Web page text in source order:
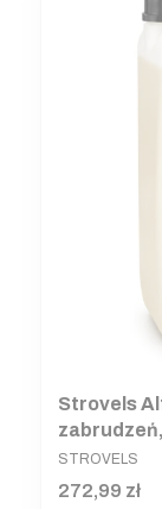
Strovels
elewacji,
kamienia
PRODUCENT
STROVELS
Cena
272,99 zł